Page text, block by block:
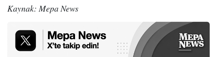
Kaynak: Mepa News